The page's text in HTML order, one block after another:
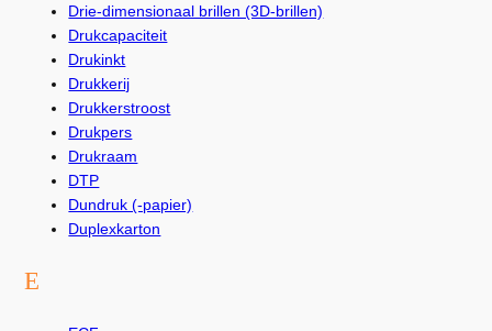
Drie-dimensionaal brillen (3D-brillen)
Drukcapaciteit
Drukinkt
Drukkerij
Drukkerstroost
Drukpers
Drukraam
DTP
Dundruk (-papier)
Duplexkarton
E